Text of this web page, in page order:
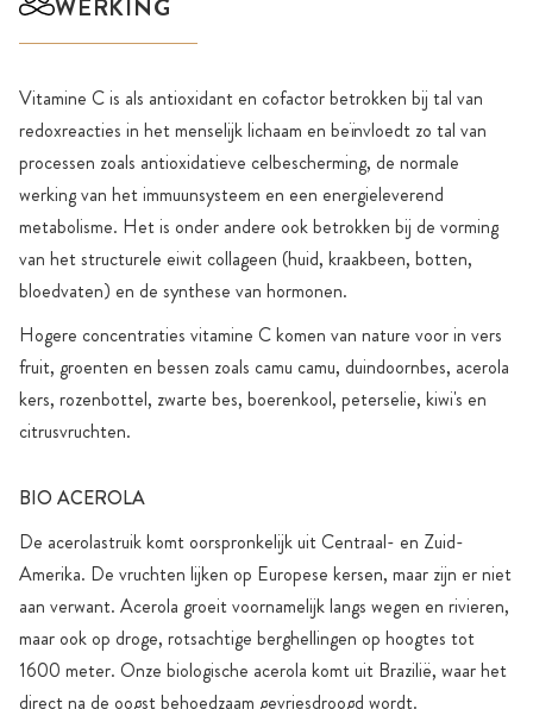
WERKING
Vitamine C is als antioxidant en cofactor betrokken bij tal van
redoxreacties in het menselijk lichaam en beïnvloedt zo tal van
processen zoals antioxidatieve celbescherming, de normale
werking van het immuunsysteem en een energieleverend
metabolisme. Het is onder andere ook betrokken bij de vorming
van het structurele eiwit collageen (huid, kraakbeen, botten,
bloedvaten) en de synthese van hormonen.
Hogere concentraties vitamine C komen van nature voor in vers
fruit, groenten en bessen zoals camu camu, duindoornbes, acerola
kers, rozenbottel, zwarte bes, boerenkool, peterselie, kiwi's en
citrusvruchten.
BIO ACEROLA
De acerolastruik komt oorspronkelijk uit Centraal- en Zuid-
Amerika. De vruchten lijken op Europese kersen, maar zijn er niet
aan verwant. Acerola groeit voornamelijk langs wegen en rivieren,
maar ook op droge, rotsachtige berghellingen op hoogtes tot
1600 meter. Onze biologische acerola komt uit Brazilië, waar het
direct na de oogst behoedzaam gevriesdroogd wordt.